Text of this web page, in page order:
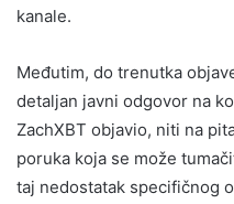
kanale.
Međutim, do trenutka
detaljan javni odgovor na
ZachXBT objavio, niti na
poruka koja se može
taj nedostatak specifičnog